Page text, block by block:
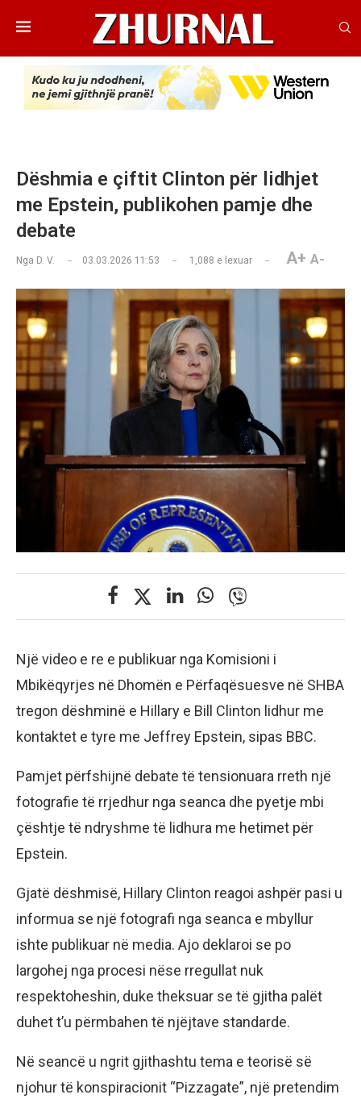
Dëshmia e çiftit Clinton për lidhjet
me Epstein, publikohen pamje dhe
debate
Nga D. V. 03.03.2026 11:53 1,088 e lexuar A+ A-
Një video e re e publikuar nga Komisioni i
Mbikëqyrjes në Dhomën e Përfaqësuesve në SHBA
tregon dëshminë e Hillary e Bill Clinton lidhur me
kontaktet e tyre me Jeffrey Epstein, sipas BBC.
Pamjet përfshijnë debate të tensionuara rreth një
fotografie të rrjedhur nga seanca dhe pyetje mbi
çështje të ndryshme të lidhura me hetimet për
Epstein.
Gjatë dëshmisë, Hillary Clinton reagoi ashpër pasi u
informua se një fotografi nga seanca e mbyllur
ishte publikuar në media. Ajo deklaroi se po
largohej nga procesi nëse rregullat nuk
respektoheshin, duke theksuar se të gjitha palët
duhet t’u përmbahen të njëjtave standarde.
Në seancë u ngrit gjithashtu tema e teorisë së
njohur të konspiracionit “Pizzagate”, një pretendim